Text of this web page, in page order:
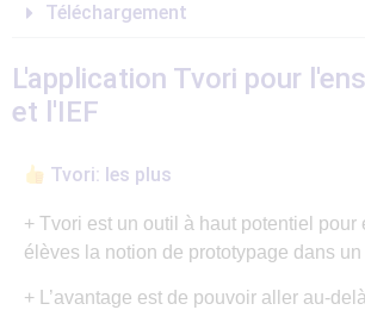
Téléchargement
L'application Tvori pour
et l'IEF
Tvori: les plus
+ Tvori est un outil à haut potentiel pour
élèves la notion de prototypage dans
+ L’avantage est de pouvoir aller au-